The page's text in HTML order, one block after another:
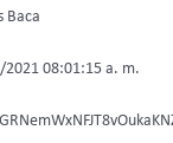
Baca
2021 08:01:15 a. m.